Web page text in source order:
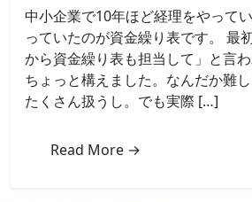
金
繰
り
表
の
作
｜
中小企業で10年ほど経理をやって
っていたのが資金繰り表です。 最
から資金繰り表も担当して」と言
ちょっと構えました。なんだか難
たくさん扱うし。でも実際 […]
Read More →